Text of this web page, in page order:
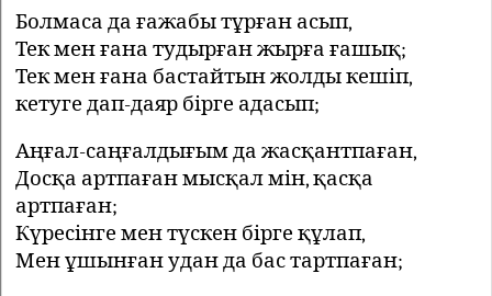
Болмаса да ғажабы тұрған асып,
Тек мен ғана тудырған жырға ғашық;
Тек мен ғана бастайтын жолды кешіп,
кетуге дап-даяр бірге адасып;
Аңғал-саңғалдығым да жасқантпаған,
Досқа артпаған мысқал мін, қасқа
артпаған;
Күресінге мен түскен бірге құлап,
Мен ұшынған удан да бас тартпаған;